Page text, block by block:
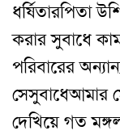
ধর্ষিতারপিতা
করার সুবাধে
পরিবারের
সেসুবাধেআমার
দেখিয়ে গত